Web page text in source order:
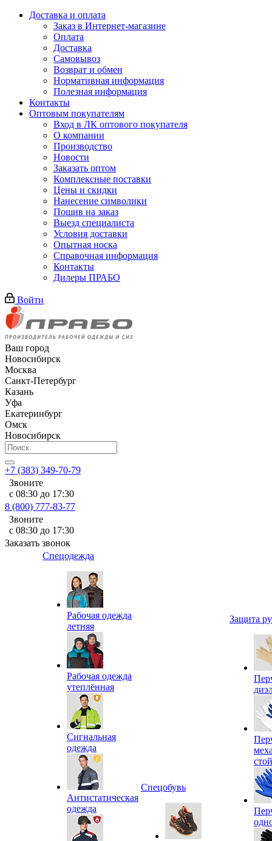
Доставка и оплата
Заказ в Интернет-магазине
Оплата
Доставка
Самовывоз
Возврат и обмен
Нормативная информация
Полезная информация
Контакты
Оптовым покупателям
Вход в ЛК оптового покупателя
О компании
Производство
Новости
Заказать оптом
Комплексные поставки
Цены и скидки
Нанесение символики
Пошив на заказ
Выезд специалиста
Условия доставки
Опытная носка
Справочная информация
Контакты
Дилеры ПРАБО
Войти
Ваш город
Новосибирск
Москва
Санкт-Петербург
Казань
Уфа
Екатеринбург
Омск
Новосибирск
+7 (383) 349-70-79
Звоните
с 08:30 до 17:30
8 (800) 777-83-77
Звоните
с 08:30 до 17:30
Заказать звонок
Спецодежда
Рабочая одежда
летняя
Рабочая одежда
утеплённая
Сигнальная
одежда
Антистатическая
одежда
Спецобувь
Защита